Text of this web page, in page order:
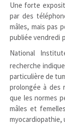
Une forte
par des
mâles, mais pas
publiée vendredi
National
recherche
particulière de
prolongée à des
que les normes
mâles et
myocardiopathie,